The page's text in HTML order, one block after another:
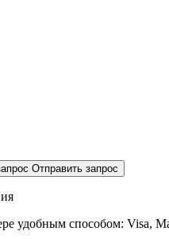
Отправить запрос
удобным способом: Visa,